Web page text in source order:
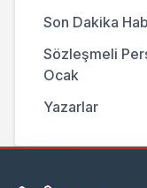
Son Dakika
Sözleşmeli
Ocak
Yazarlar